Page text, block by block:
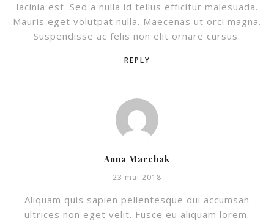
REPLY
lacinia est. Sed a nulla id tellus efficitur malesuada.
Mauris eget volutpat nulla. Maecenas ut orci magna.
Suspendisse ac felis non elit ornare cursus.
Anna Marchak
23 mai 2018
Aliquam quis sapien pellentesque dui accumsan
ultrices non eget velit. Fusce eu aliquam lorem.